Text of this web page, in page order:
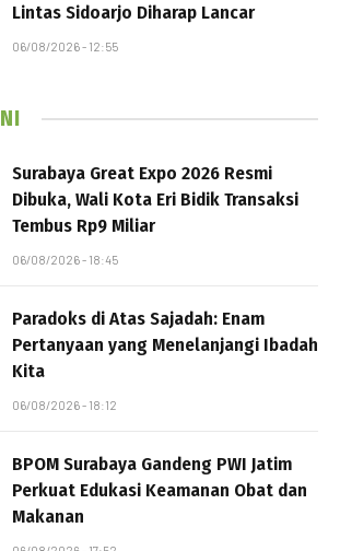
Lintas Sidoarjo Diharap Lancar
06/08/2026 - 12:55
Surabaya Great Expo 2026 Resmi
Dibuka, Wali Kota Eri Bidik Transaksi
Tembus Rp9 Miliar
06/08/2026 - 18:45
Paradoks di Atas Sajadah: Enam
Pertanyaan yang Menelanjangi Ibadah
Kita
06/08/2026 - 18:12
BPOM Surabaya Gandeng PWI Jatim
Perkuat Edukasi Keamanan Obat dan
Makanan